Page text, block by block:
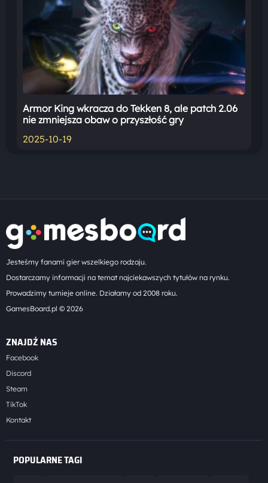
Armor King wkracza do Tekken 8, ale patch 2.06
nie zmniejsza obaw o przyszłość gry
2025-10-19
Jesteśmy fanami gier wszelkiego rodzaju.
Dostarczamy informacji na temat najciekawszych tytułów na rynku.
Prowadzimy turnieje online. Działamy od 2008 roku.
GamesBoard.pl © 2026
ZNAJDŹ NAS
Facebook
Discord
Steam
TikTok
Kontakt
POPULARNE TAGI